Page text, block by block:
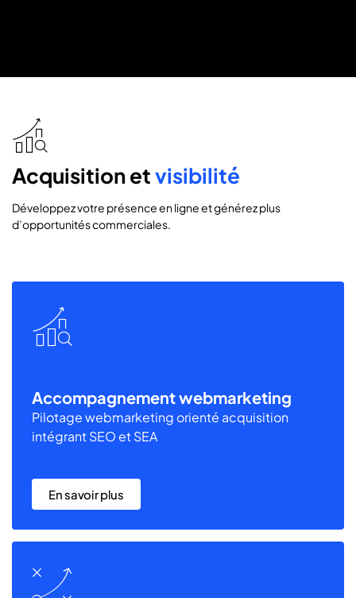
analysis
Acquisition etvisibilité
Développez votre présence en ligne et générez plus
d’opportunités commerciales.
Accompagnement webmarketing
Pilotage webmarketing orienté acquisition
intégrant SEO et SEA
En savoir plus